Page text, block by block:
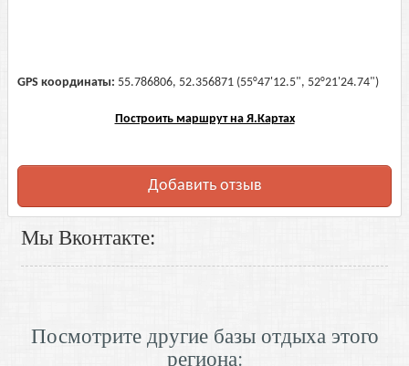
GPS координаты: 55.786806, 52.356871 (55°47'12.5", 52°21'24.74")
Построить маршрут на Я.Картах
Добавить отзыв
Мы Вконтакте:
Посмотрите другие базы отдыха этого
региона: